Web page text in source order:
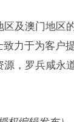
及澳门地区
致力于为客户
，罗兵咸永